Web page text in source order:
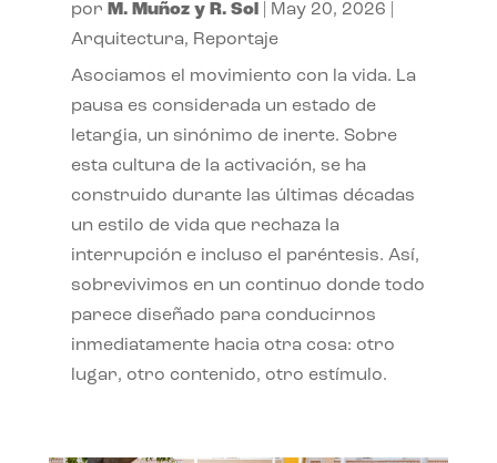
por M. Muñoz y R. Sol| May 20, 2026
Arquitectura, Reportaje
Asociamos el movimiento con la vida. La
pausa es considerada un estado de
letargia, un sinónimo de inerte. Sobre
esta cultura de la activación, se ha
construido durante las últimas décadas
un estilo de vida que rechaza la
interrupción e incluso el paréntesis. Así,
sobrevivimos en un continuo donde todo
parece diseñado para conducirnos
inmediatamente hacia otra cosa: otro
lugar, otro contenido, otro estímulo.